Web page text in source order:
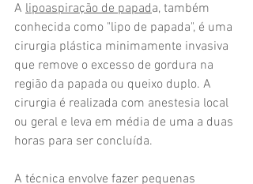
A lipoaspiração de papada, também
conhecida como "lipo de papada", é uma
cirurgia plástica minimamente invasiva
que remove o excesso de gordura na
região da papada ou queixo duplo. A
cirurgia é realizada com anestesia local
ou geral e leva em média de uma a duas
horas para ser concluída.
A técnica envolve fazer pequenas